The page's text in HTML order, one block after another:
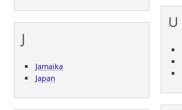
J
Jamaika
Japan
U